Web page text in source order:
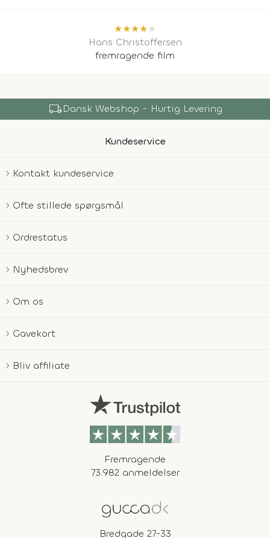
★★★★★
Hans Christoffersen
fremragende film
local_shippingDansk Webshop - Hurtig Levering
Kundeservice
Kontakt kundeservice
Ofte stillede spørgsmål
Ordrestatus
Nyhedsbrev
Om os
Gavekort
Bliv affiliate
Fremragende
73.982 anmeldelser
Bredgade 27-33